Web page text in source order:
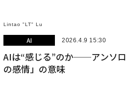
Lintao "LT" Lu
AI 2026.4.9 15:30
AIは“感じる”のか──アンソ
の感情」の意味